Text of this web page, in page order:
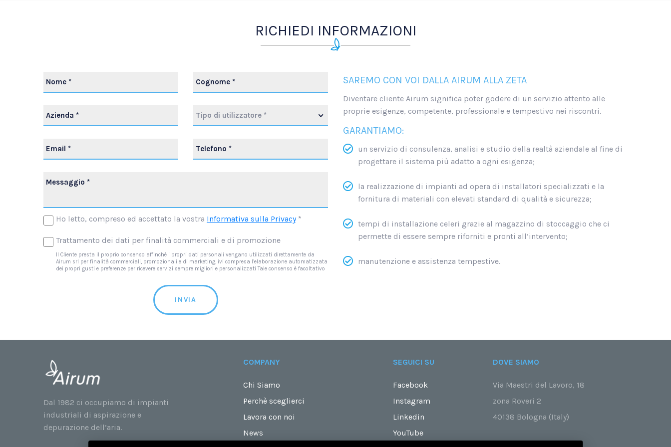
RICHIEDI INFORMAZIONI
Tipo di utilizzatore *
Ho letto, compreso ed accettato la vostra Informativa sulla Privacy*
Trattamento dei dati per finalità commerciali e di promozione
Il Cliente presta il proprio consenso affinché i propri dati personali vengano utilizzati direttamente da
Airum srl per finalità commerciali, promozionali e di marketing, ivi compresa l’elaborazione automatizzata
dei propri gusti e preferenze per ricevere servizi sempre migliori e personalizzati Tale consenso è facoltativo
INVIA
SAREMO CON VOI DALLA AIRUM ALLA ZETA
Diventare cliente Airum significa poter godere di un servizio attento alle
proprie esigenze, competente, professionale e tempestivo nei riscontri.
GARANTIAMO:
un servizio di consulenza, analisi e studio della realtà aziendale al fine di
progettare il sistema più adatto a ogni esigenza;
la realizzazione di impianti ad opera di installatori specializzati e la
fornitura di materiali con elevati standard di qualità e sicurezza;
tempi di installazione celeri grazie al magazzino di stoccaggio che ci
permette di essere sempre riforniti e pronti all’intervento;
manutenzione e assistenza tempestive.
Dal 1982 ci occupiamo di impianti
industriali di aspirazione e
depurazione dell’aria.
COMPANY
Chi Siamo
Perchè sceglierci
Lavora con noi
News
SEGUICI SU
Facebook
Instagram
Linkedin
YouTube
DOVE SIAMO
Via Maestri del Lavoro, 18
zona Roveri 2
40138 Bologna (Italy)